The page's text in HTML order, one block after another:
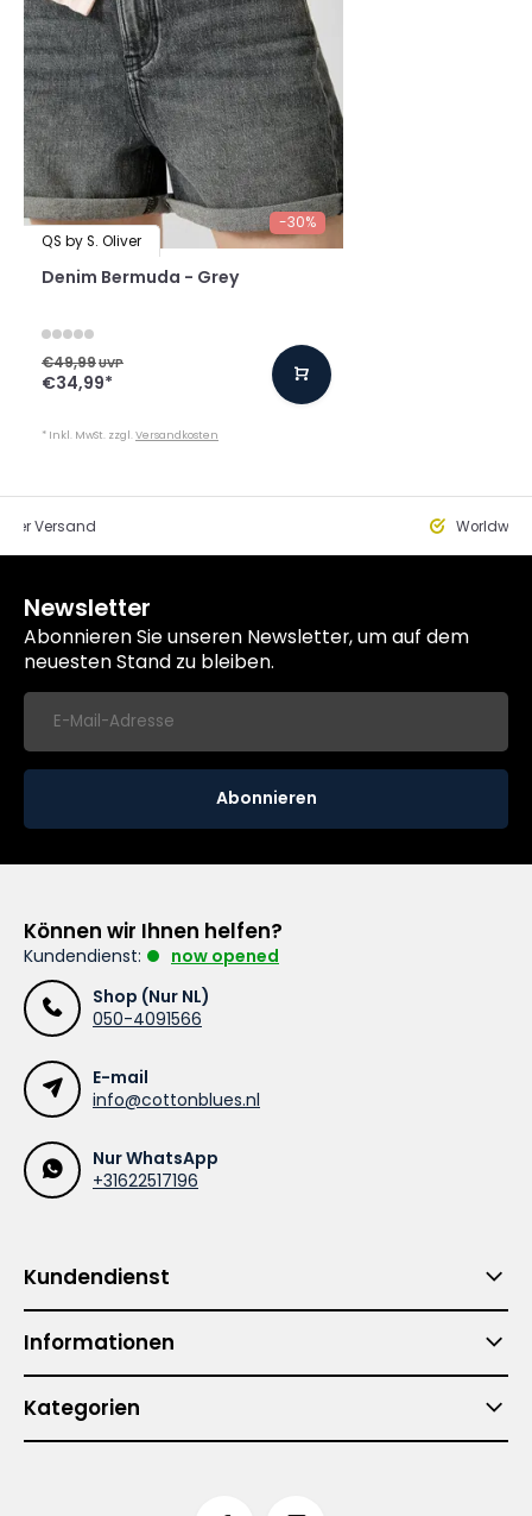
-30%
QS by S. Oliver
Denim Bermuda - Grey
€49,99UVP
€34,99*
* Inkl. MwSt. zzgl.Versandkosten
Versand
Newsletter
Abonnieren Sie unseren Newsletter, um auf dem
neuesten Stand zu bleiben.
Abonnieren
Können wir Ihnen helfen?
Kundendienst:
now opened
Shop (Nur NL)
050-4091566
E-mail
info@cottonblues.nl
Nur WhatsApp
+31622517196
Kundendienst
Informationen
Kategorien